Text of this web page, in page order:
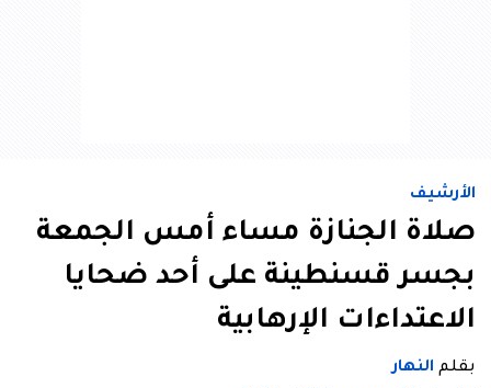
الأرشيف
صلاة الجنازة مساء أمس الجمعة
بجسر قسنطينة على أحد ضحايا
الاعتداءات الإرهابية
بقلم النهار